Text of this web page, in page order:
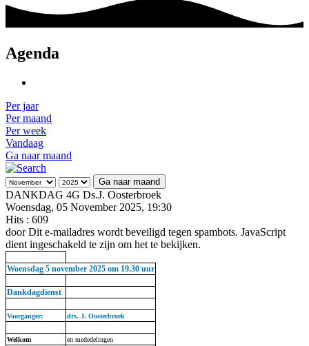
Agenda
Per jaar
Per maand
Per week
Vandaag
Ga naar maand
Ga naar maand
DANKDAG 4G Ds.J. Oosterbroek
Woensdag, 05 November 2025, 19:30
Hits : 609
doorDit e-mailadres wordt beveiligd tegen spambots. JavaScript
dient ingeschakeld te zijn om het te bekijken.
Woensdag 5 november 2025 om 19.30 uur
Dankdagdienst
Voorganger: drs. J. Oosterbroek
Welkom
en mededelingen